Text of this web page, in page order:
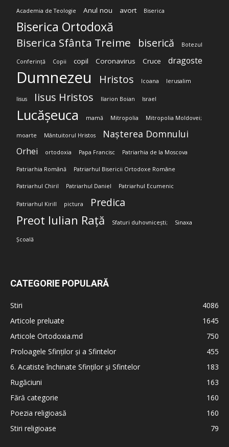
Academia de Teologie Anul nou avort Biserica
Biserica Ortodoxă
Biserica Sfânta Treime biserică Botezul
Conferință Copii copil Coronavirus Cruce dragoste
Dumnezeu Hristos Icoana Ierusalim
Iisus Iisus Hristos Ilarion Boian Israel
Lucășeuca mamă Mitropolia Mitropolia Moldovei;
moarte Mântuitorul Hristos Nașterea Domnului
Orhei ortodoxia Papa Francisc Patriarhia de la Moscova
Patriarhia Română Patriarhul Bisericii Ortodoxe Române
Patriarhul Chiril Patriarhul Daniel Patriarhul Ecumenic
Patriarhul Kirill pictura Predica
Preot Iulian Rață Sfaturi duhovnicești; Sinaxa
Școală
CATEGORIE POPULARĂ
Stiri
4086
Articole preluate
1645
Articole Ortodoxia.md
750
Proloagele Sfinților și a Sfintelor
455
6. Acatiste închinate Sfinților și Sfintelor
183
Rugăciuni
163
Fără categorie
160
Poezia religioasă
160
Stiri religioase
79